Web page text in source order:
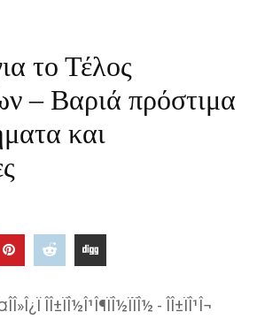
το Τέλος
– Βαριά πρόστιμα
και